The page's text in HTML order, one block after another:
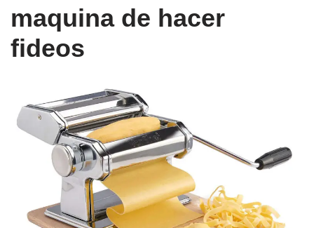
maquina de hacer
fideos